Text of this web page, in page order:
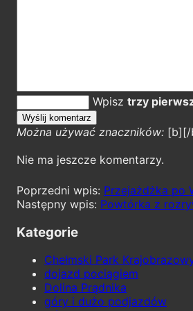
Wpisz trzy
Można używać znaczników: [b][/
Nie ma jeszcze komentarzy.
Przejażdżka po
Powtórka z
Kategorie
Chełmski Park
dojazd pociągiem
Dolina Prądnika
góry i dużo podjazdów